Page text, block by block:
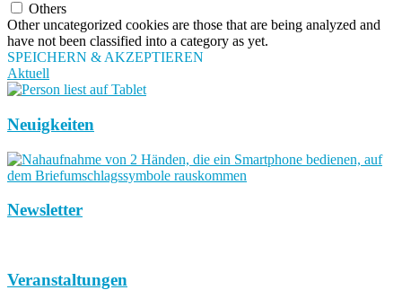
Others
Other uncategorized cookies are those that are being analyzed and
have not been classified into a category as yet.
SPEICHERN & AKZEPTIEREN
Aktuell
Neuigkeiten
Newsletter
Veranstaltungen